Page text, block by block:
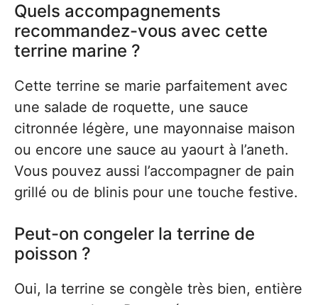
Quels accompagnements
recommandez-vous avec cette
terrine marine ?
Cette terrine se marie parfaitement avec
une salade de roquette, une sauce
citronnée légère, une mayonnaise maison
ou encore une sauce au yaourt à l’aneth.
Vous pouvez aussi l’accompagner de pain
grillé ou de blinis pour une touche festive.
Peut-on congeler la terrine de
poisson ?
Oui, la terrine se congèle très bien, entière